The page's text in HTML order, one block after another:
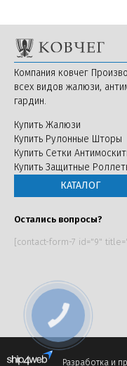
Компания ковчег
всех видов жалюзи,
гардин.
Купить Жалюзи
Купить Рулонные Шторы
Купить Сетки
Купить Защитные
КАТАЛОГ
Остались вопросы?
[contact-form-7 id="9"
Разработка и